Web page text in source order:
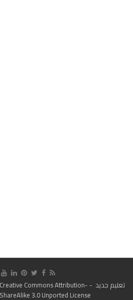
تعليم جديد - This work is licensed under a
Creative Commons Attribution-
3.0 Unported License